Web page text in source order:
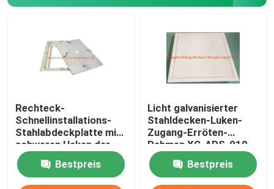
Rechteck-
Schnellinstallations-
Stahlabdeckplatte mit
schweren Haken der
Luken-vier
Bestpreis
Licht galvanisierter
Stahldecken-Luken-
Zugang-Erröten-
Rahmen XC-APS-010
Bestpreis